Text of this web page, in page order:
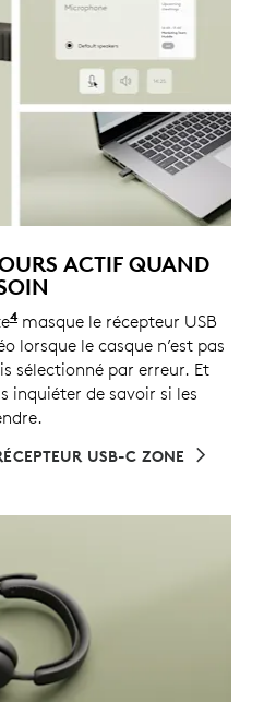
ACTIF QUAND
4Pour les versions avec
masque le récepteur USB
lorsque le casque n’est pas
sélectionné par erreur. Et
inquiéter de savoir si les
USB-C ZONE